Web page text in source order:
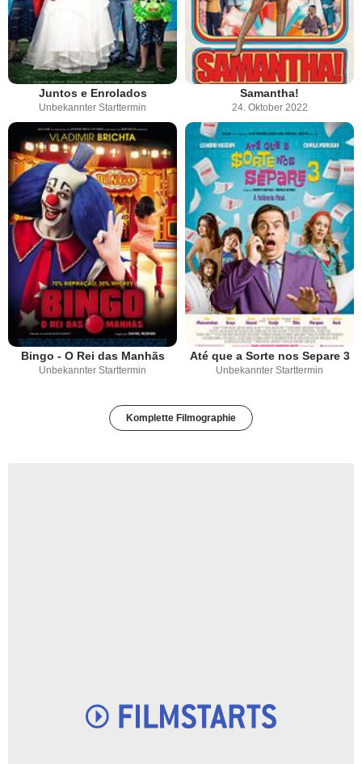
Juntos e Enrolados
Unbekannter Starttermin
Samantha!
24. Oktober 2022
Bingo - O Rei das Manhãs
Unbekannter Starttermin
Até que a Sorte nos Separe 3
Unbekannter Starttermin
Komplette Filmographie